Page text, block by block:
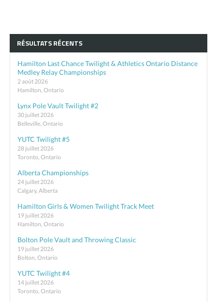
RÉSULTATS RÉCENTS
Hamilton Last Chance Twilight & Athletics Ontario Distance
Medley Relay Championships
2 août 2026
Hamilton, Ontario
Lynx Pole Vault Twilight #2
30 juillet 2026
Belleville, Ontario
YUTC Twilight #5
28 juillet 2026
Toronto, Ontario
Alberta Championships
24 juillet 2026
Calgary, Alberta
Hamilton Girls & Women Twilight Track Meet
19 juillet 2026
Hamilton, Ontario
Bolton Pole Vault and Throwing Classic
19 juillet 2026
Bolton, Ontario
YUTC Twilight #4
14 juillet 2026
Toronto, Ontario